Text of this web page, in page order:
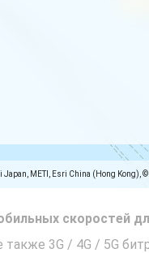
Japan, METI, Esri China (Hong
скоростей
также 3G / 4G / 5G